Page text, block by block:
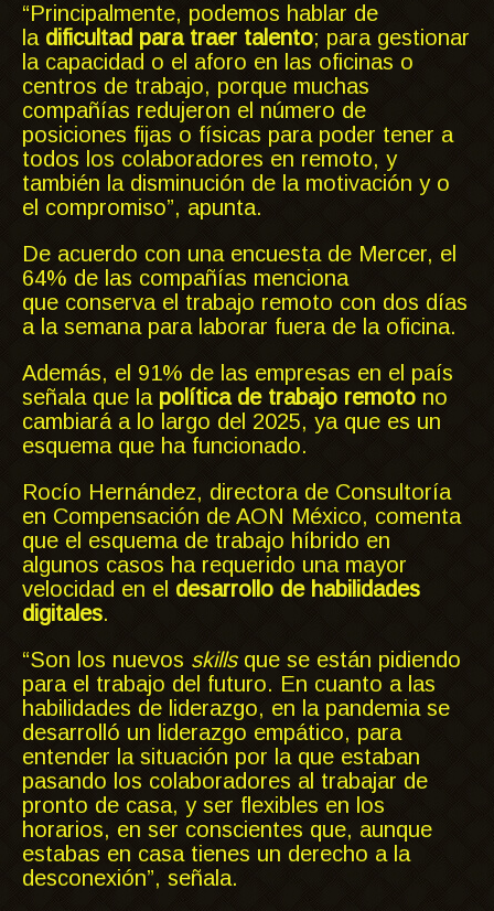
“Principalmente, podemos hablar de
la dificultad para traer talento; para gestionar
la capacidad o el aforo en las oficinas o
centros de trabajo, porque muchas
compañías redujeron el número de
posiciones fijas o físicas para poder tener a
todos los colaboradores en remoto, y
también la disminución de la motivación y o
el compromiso”, apunta.
De acuerdo con una encuesta de Mercer, el
64% de las compañías menciona
que conserva el trabajo remoto con dos días
a la semana para laborar fuera de la oficina.
Además, el 91% de las empresas en el país
señala que la política de trabajo remoto no
cambiará a lo largo del 2025, ya que es un
esquema que ha funcionado.
Rocío Hernández, directora de Consultoría
en Compensación de AON México, comenta
que el esquema de trabajo híbrido en
algunos casos ha requerido una mayor
velocidad en el desarrollo de habilidades
digitales.
“Son los nuevos skillsque se están pidiendo
para el trabajo del futuro. En cuanto a las
habilidades de liderazgo, en la pandemia se
desarrolló un liderazgo empático, para
entender la situación por la que estaban
pasando los colaboradores al trabajar de
pronto de casa, y ser flexibles en los
horarios, en ser conscientes que, aunque
estabas en casa tienes un derecho a la
desconexión”, señala.